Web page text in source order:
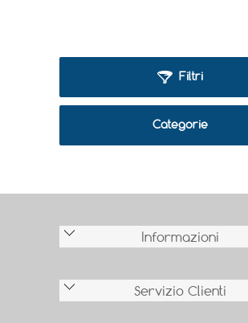
Filtri
Categorie
Informazioni
Servizio Clienti